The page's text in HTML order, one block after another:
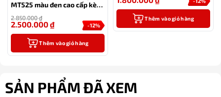
MT525 màu đen cao cấp kèm
2.850.000₫
-12%
2.500.000₫
Thêm vào giỏ hàng
Thêm vào giỏ hàng
SẢN PHẨM ĐÃ XEM